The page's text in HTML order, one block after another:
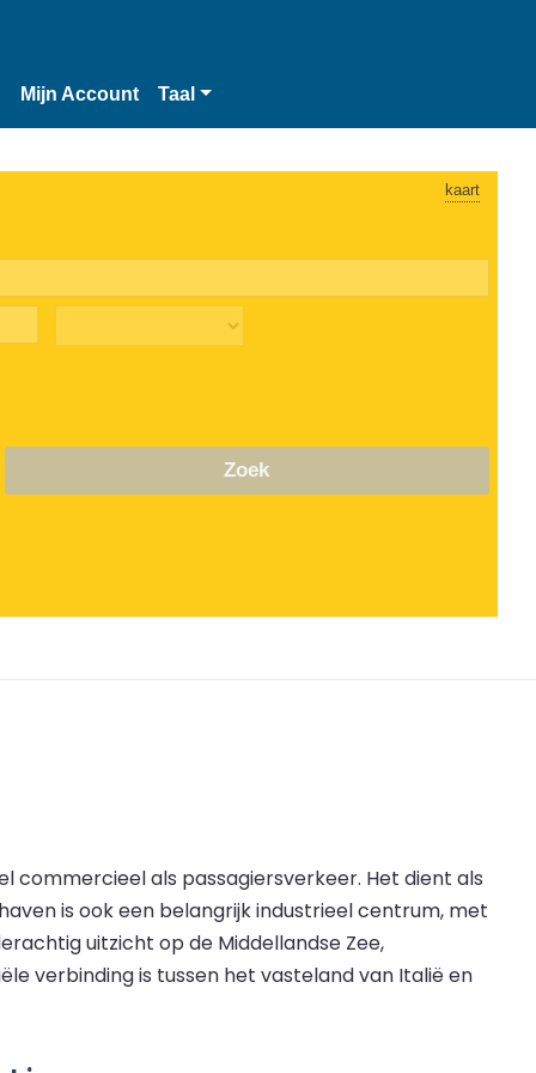
Mijn Account Taal
kaart
Zoek
commercieel als passagiersverkeer. Het dient als
is ook een belangrijk industrieel centrum, met
uitzicht op de Middellandse Zee,
verbinding is tussen het vasteland van Italië en